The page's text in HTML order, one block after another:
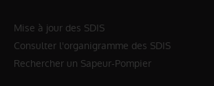
Mise à jour des SDIS
Consulter l'organigramme des SDIS
Rechercher un Sapeur-Pompier